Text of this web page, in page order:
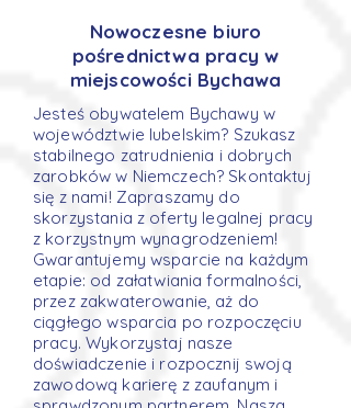
Nowoczesne biuro
pośrednictwa pracy w
miejscowości Bychawa
Jesteś obywatelem Bychawy w
województwie lubelskim? Szukasz
stabilnego zatrudnienia i dobrych
zarobków w Niemczech? Skontaktuj
się z nami! Zapraszamy do
skorzystania z oferty legalnej pracy
z korzystnym wynagrodzeniem!
Gwarantujemy wsparcie na każdym
etapie: od załatwiania formalności,
przez zakwaterowanie, aż do
ciągłego wsparcia po rozpoczęciu
pracy. Wykorzystaj nasze
doświadczenie i rozpocznij swoją
zawodową karierę z zaufanym i